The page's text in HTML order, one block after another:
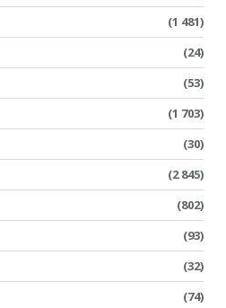
(1 481)
(24)
(53)
(1 703)
(30)
(2 845)
(802)
(93)
(32)
(74)